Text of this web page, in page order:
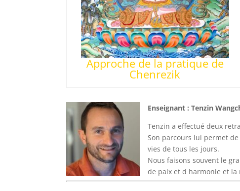
Approche de la pratique de
Chenrezik
Enseignant :Tenzin
Tenzin a effectué deux
Son parcours lui permet
vies de tous les jours.
Nous faisons souvent le
de paix et d harmonie et